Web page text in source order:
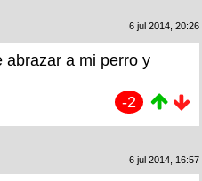
6 jul 2014, 20:26
abrazar a mi perro y
-2
6 jul 2014, 16:57